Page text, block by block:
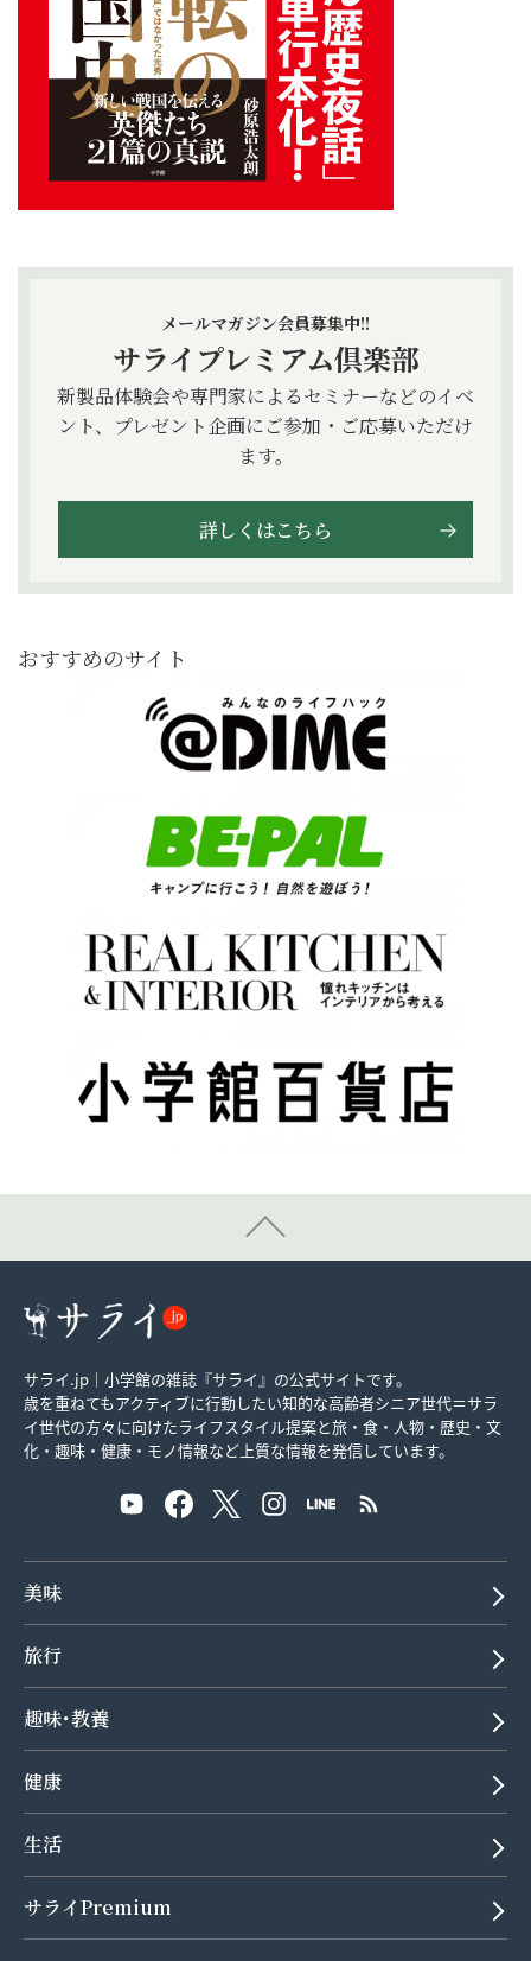
メールマガジン会員募集中!!
サライプレミアム倶楽部
新製品体験会や専門家によるセミナーなどのイベ
ント、プレゼント企画にご参加・ご応募いただけ
ます。
詳しくはこちら
おすすめのサイト
サライ.jp｜小学館の雑誌『サライ』の公式サイトです。
歳を重ねてもアクティブに行動したい知的な高齢者シニア世代＝サラ
イ世代の方々に向けたライフスタイル提案と旅・食・人物・歴史・文
化・趣味・健康・モノ情報など上質な情報を発信しています。
美味
旅行
趣味･教養
健康
生活
サライPremium